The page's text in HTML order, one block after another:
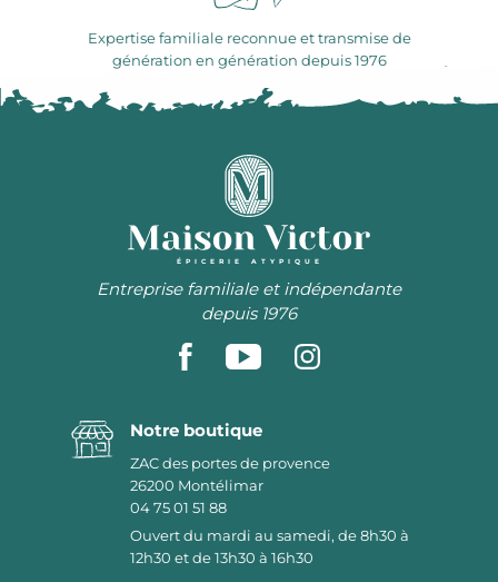
Expertise familiale reconnue et transmise de
génération en génération depuis 1976
ÉPICERIE ATYPIQUE
Entreprise familiale et indépendante
depuis 1976
Notre boutique
ZAC des portes de provence
26200 Montélimar
04 75 01 51 88
Ouvert du mardi au samedi, de 8h30 à
12h30 et de 13h30 à 16h30